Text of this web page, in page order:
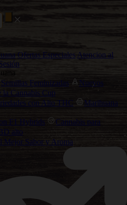
Ofertas Especiales Atencion al
Semillas Feminizadas
Nuevos
la Cannabis Cup
con Alto THC
Marihuana
F1 Hybrids
Cannabis para
alto
Mejor Sabor y Aroma